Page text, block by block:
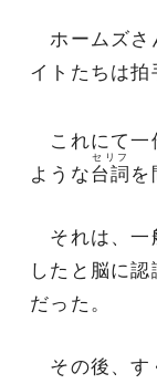
ホームズさ
イトたちは拍
これにて一
ような台詞
セリフ
を
それは、一
したと脳に
だった。
その後、す